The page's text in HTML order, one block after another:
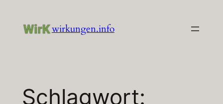
Inhalt
wirkungen.info
Schlagwort: